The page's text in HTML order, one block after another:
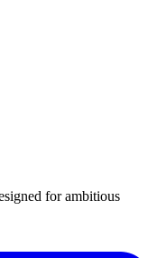
for ambitious